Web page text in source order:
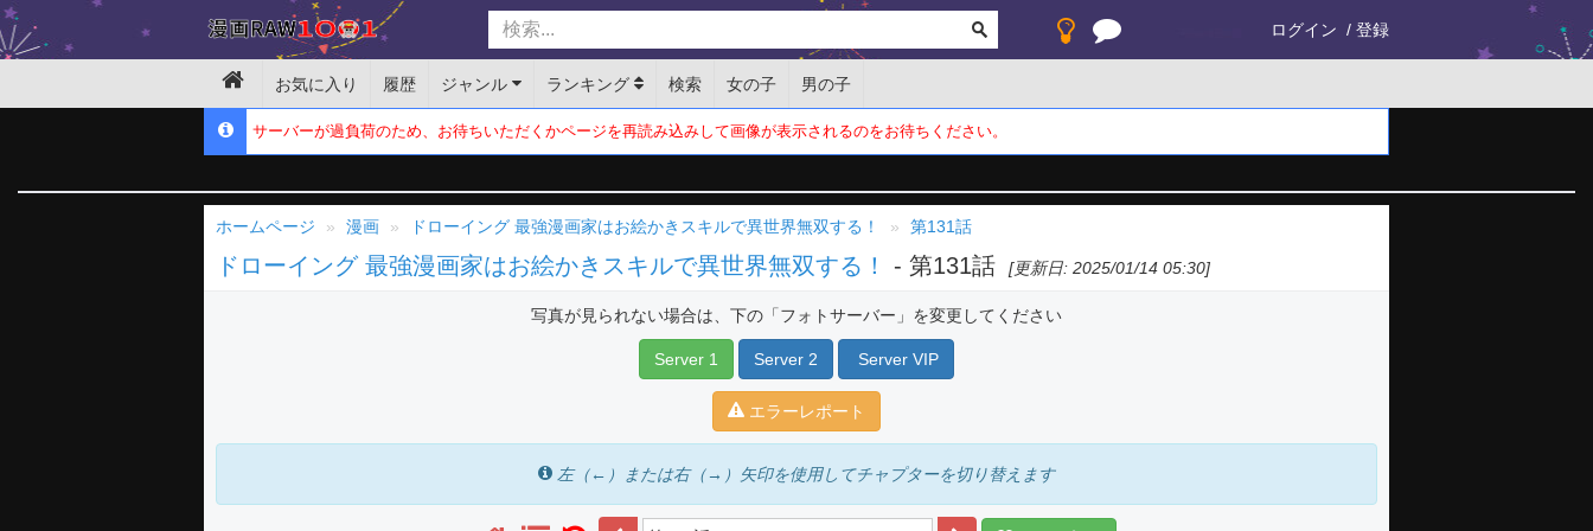
ログイン 登録
お気に入り 履歴 ジャンル ランキング 検索 女の子 男の子
サーバーが過負荷のため、お待ちいただくかページを再読み込みして画像が表示されるのをお待ちください。
ホームページ 漫画 ドローイング 最強漫画家はお絵かきスキルで異世界無双する！ 第131話
ドローイング 最強漫画家はお絵かきスキルで異世界無双する！ - 第131話 [更新日: 2025/01/14 05:30]
写真が見られない場合は、下の「フォトサーバー」を変更してください
Server 1 Server 2 Server VIP
エラーレポート
左（←）または右（→）矢印を使用してチャプターを切り替えます